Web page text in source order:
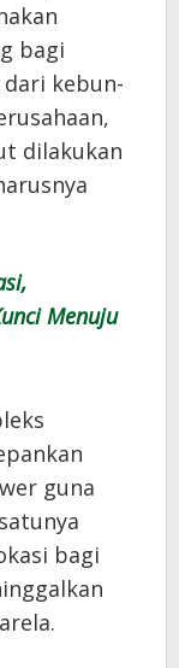
bagi
kebun-
dilakukan
Menuju
guna
bagi